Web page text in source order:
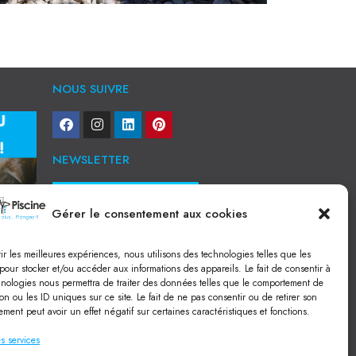
Gérer le consentement aux cookies
les meilleures expériences, nous utilisons des technologies telles que les
stocker et/ou accéder aux informations des appareils. Le fait de consentir à
nous permettra de traiter des données telles que le comportement de
ou les ID uniques sur ce site. Le fait de ne pas consentir ou de retirer son
peut avoir un effet négatif sur certaines caractéristiques et fonctions.
services
NOUS SUIVRE
NEWSLETTER
Construction de piscine béton à Narbonne
Piscine coque à Narbonne
Acheter SPA à Narbonne
Pisciniste Narbonne
Magasin de piscine Lézignan